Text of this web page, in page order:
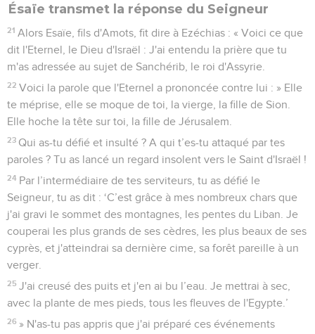
Ésaïe transmet la réponse du Seigneur
21 Alors Esaïe, fils d'Amots, fit dire à Ezéchias : « Voici ce que
dit l'Eternel, le Dieu d'Israël : J'ai entendu la prière que tu
m'as adressée au sujet de Sanchérib, le roi d'Assyrie.
22 Voici la parole que l'Eternel a prononcée contre lui : » Elle
te méprise, elle se moque de toi, la vierge, la fille de Sion.
Elle hoche la tête sur toi, la fille de Jérusalem.
23 Qui as-tu défié et insulté ? A qui t’es-tu attaqué par tes
paroles ? Tu as lancé un regard insolent vers le Saint d'Israël !
24 Par l’intermédiaire de tes serviteurs, tu as défié le
Seigneur, tu as dit : ‘C’est grâce à mes nombreux chars que
j'ai gravi le sommet des montagnes, les pentes du Liban. Je
couperai les plus grands de ses cèdres, les plus beaux de ses
cyprès, et j'atteindrai sa dernière cime, sa forêt pareille à un
verger.
25 J'ai creusé des puits et j'en ai bu l’eau. Je mettrai à sec,
avec la plante de mes pieds, tous les fleuves de l'Egypte.’
26 » N'as-tu pas appris que j'ai préparé ces événements